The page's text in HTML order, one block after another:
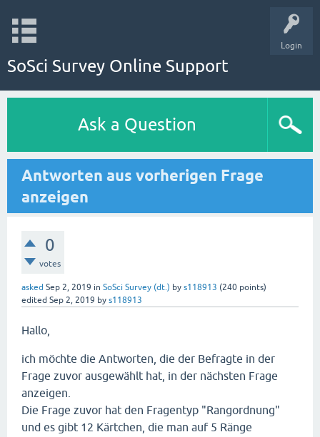
Login
SoSci Survey Online Support
Ask a Question
Antworten aus vorherigen Frage
anzeigen
0
votes
asked Sep 2, 2019 in SoSci Survey (dt.) by s118913 (240 points)
edited Sep 2, 2019 by s118913
Hallo,
ich möchte die Antworten, die der Befragte in der
Frage zuvor ausgewählt hat, in der nächsten Frage
anzeigen.
Die Frage zuvor hat den Fragentyp "Rangordnung"
und es gibt 12 Kärtchen, die man auf 5 Ränge